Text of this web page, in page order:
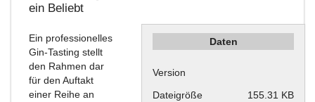
ein Beliebt
Ein professionelles
Gin-Tasting stellt
den Rahmen dar
für den Auftakt
einer Reihe an
Daten
Version
Dateigröße
155.31 KB